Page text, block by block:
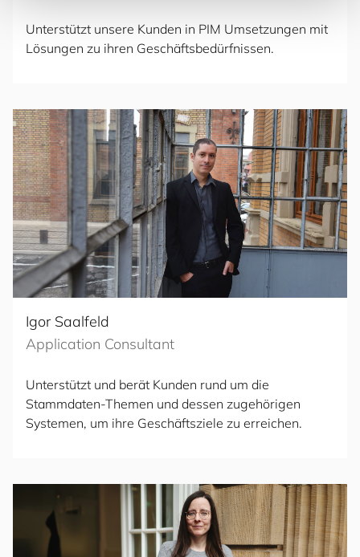
Unterstützt unsere Kunden in PIM Umsetzungen mit
Lösungen zu ihren Geschäftsbedürfnissen.
Igor Saalfeld
Application Consultant
Unterstützt und berät Kunden rund um die
Stammdaten-Themen und dessen zugehörigen
Systemen, um ihre Geschäftsziele zu erreichen.